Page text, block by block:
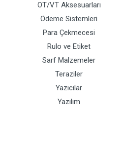
OT/VT Aksesuarları
Ödeme Sistemleri
Para Çekmecesi
Rulo ve Etiket
Sarf Malzemeler
Teraziler
Yazıcılar
Yazılım